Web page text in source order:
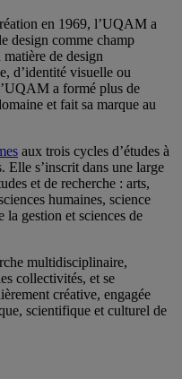
en 1969, l’UQAM a
design comme champ
de design
d’identité visuelle ou
a formé plus de
et fait sa marque au
aux trois cycles d’études à
Elle s’inscrit dans une large
et de recherche : arts,
humaines, science
la gestion et sciences de
multidisciplinaire,
collectivités, et se
créative, engagée
scientifique et culturel de